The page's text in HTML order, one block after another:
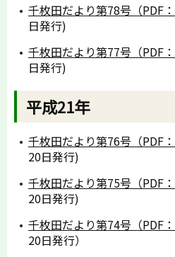
千枚田だより第78号（PDF：
日発行)
千枚田だより第77号（PDF：
日発行)
平成21年
千枚田だより第76号（PDF：
20日発行)
千枚田だより第75号（PDF：
20日発行)
千枚田だより第74号（PDF：
20日発行）